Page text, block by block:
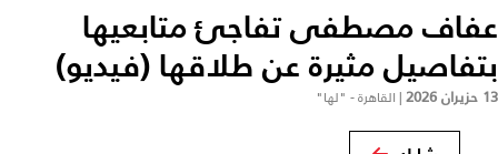
عفاف مصطفى تفاجئ متابعيها
بتفاصيل مثيرة عن طلاقها (فيديو)
13 حزيران 2026 | القاهرة - "لها"